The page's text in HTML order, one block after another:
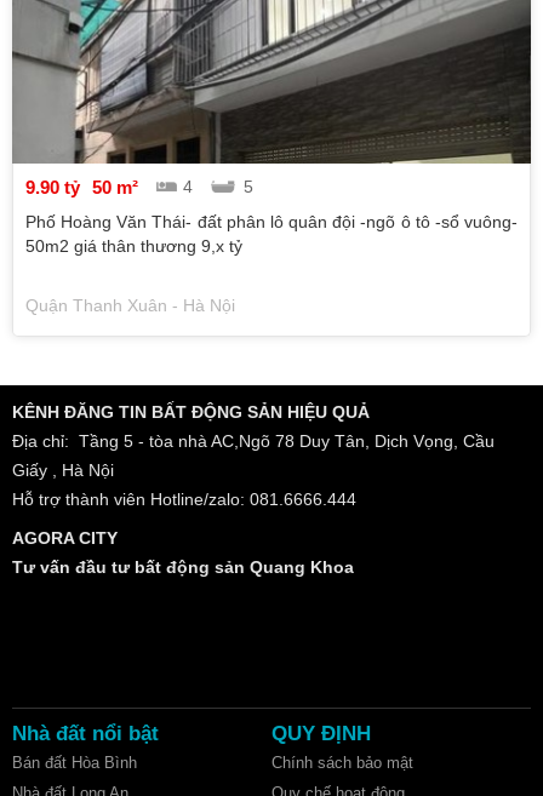
9.90 tỷ 50 m² 4
5
Phố Hoàng Văn Thái- đất phân lô quân đội -ngõ ô tô -sổ vuông-
50m2 giá thân thương 9,x tỷ
Quận Thanh Xuân - Hà Nội
KÊNH ĐĂNG TIN BẤT ĐỘNG SẢN HIỆU QUẢ
Địa chỉ: Tầng 5 - tòa nhà AC,Ngõ 78 Duy Tân, Dịch Vọng, Cầu
Giấy , Hà Nội
Hỗ trợ thành viên Hotline/zalo: 081.6666.444
AGORA CITY
Tư vấn đầu tư bất động sản Quang Khoa
Nhà đất nổi bật
Bán đất Hòa Bình
QUY ĐỊNH
Chính sách bảo mật